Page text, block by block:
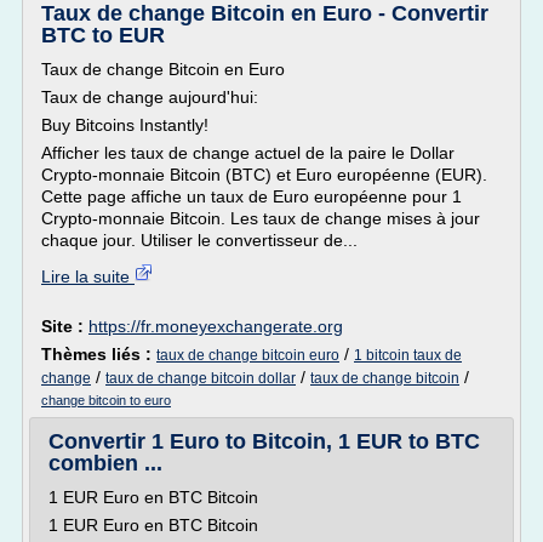
Taux de change Bitcoin en Euro - Convertir
BTC to EUR
Taux de change Bitcoin en Euro
Taux de change aujourd'hui:
Buy Bitcoins Instantly!
Afficher les taux de change actuel de la paire le Dollar
Crypto-monnaie Bitcoin (BTC) et Euro européenne (EUR).
Cette page affiche un taux de Euro européenne pour 1
Crypto-monnaie Bitcoin. Les taux de change mises à jour
chaque jour. Utiliser le convertisseur de...
Lire la suite
Site : https://fr.moneyexchangerate.org
Thèmes liés : taux de change bitcoin euro / 1 bitcoin taux de
change / taux de change bitcoin dollar / taux de change bitcoin /
change bitcoin to euro
Convertir 1 Euro to Bitcoin, 1 EUR to BTC
combien ...
1 EUR Euro en BTC Bitcoin
1 EUR Euro en BTC Bitcoin